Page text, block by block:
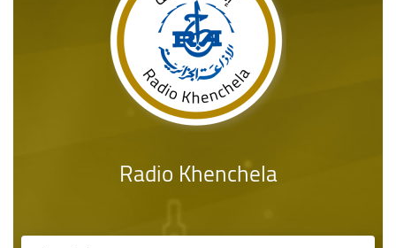
Radio Khenchela